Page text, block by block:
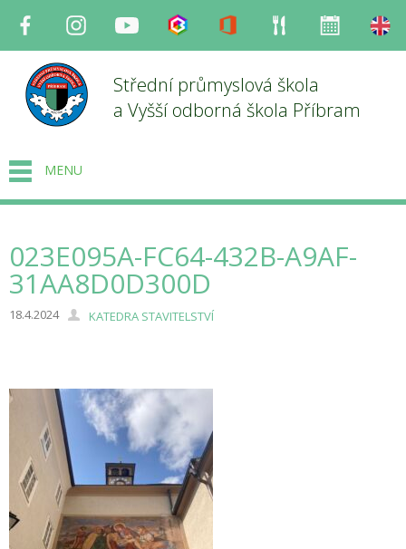
Facebook InstagramYoutube Bakaláři Office Strava
Střední průmyslová škola
a Vyšší odborná škola Příbram
MENU
023E095A-FC64-432B-A9AF-
31AA8D0D300D
18.4.2024 KATEDRA STAVITELSTVÍ